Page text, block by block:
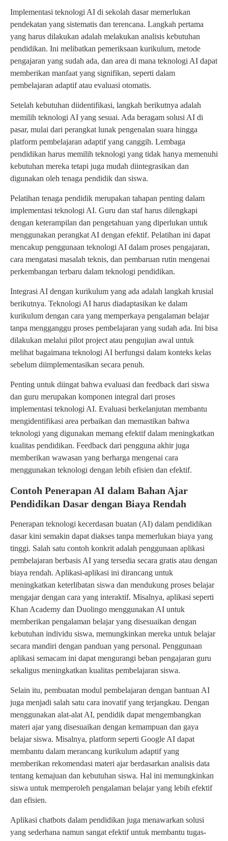
Implementasi teknologi AI di sekolah dasar memerlukan
pendekatan yang sistematis dan terencana. Langkah pertama
yang harus dilakukan adalah melakukan analisis kebutuhan
pendidikan. Ini melibatkan pemeriksaan kurikulum, metode
pengajaran yang sudah ada, dan area di mana teknologi AI dapat
memberikan manfaat yang signifikan, seperti dalam
pembelajaran adaptif atau evaluasi otomatis.
Setelah kebutuhan diidentifikasi, langkah berikutnya adalah
memilih teknologi AI yang sesuai. Ada beragam solusi AI di
pasar, mulai dari perangkat lunak pengenalan suara hingga
platform pembelajaran adaptif yang canggih. Lembaga
pendidikan harus memilih teknologi yang tidak hanya memenuhi
kebutuhan mereka tetapi juga mudah diintegrasikan dan
digunakan oleh tenaga pendidik dan siswa.
Pelatihan tenaga pendidik merupakan tahapan penting dalam
implementasi teknologi AI. Guru dan staf harus dilengkapi
dengan keterampilan dan pengetahuan yang diperlukan untuk
menggunakan perangkat AI dengan efektif. Pelatihan ini dapat
mencakup penggunaan teknologi AI dalam proses pengajaran,
cara mengatasi masalah teknis, dan pembaruan rutin mengenai
perkembangan terbaru dalam teknologi pendidikan.
Integrasi AI dengan kurikulum yang ada adalah langkah krusial
berikutnya. Teknologi AI harus diadaptasikan ke dalam
kurikulum dengan cara yang memperkaya pengalaman belajar
tanpa mengganggu proses pembelajaran yang sudah ada. Ini bisa
dilakukan melalui pilot project atau pengujian awal untuk
melihat bagaimana teknologi AI berfungsi dalam konteks kelas
sebelum diimplementasikan secara penuh.
Penting untuk diingat bahwa evaluasi dan feedback dari siswa
dan guru merupakan komponen integral dari proses
implementasi teknologi AI. Evaluasi berkelanjutan membantu
mengidentifikasi area perbaikan dan memastikan bahwa
teknologi yang digunakan memang efektif dalam meningkatkan
kualitas pendidikan. Feedback dari pengguna akhir juga
memberikan wawasan yang berharga mengenai cara
menggunakan teknologi dengan lebih efisien dan efektif.
Contoh Penerapan AI dalam Bahan Ajar
Pendidikan Dasar dengan Biaya Rendah
Penerapan teknologi kecerdasan buatan (AI) dalam pendidikan
dasar kini semakin dapat diakses tanpa memerlukan biaya yang
tinggi. Salah satu contoh konkrit adalah penggunaan aplikasi
pembelajaran berbasis AI yang tersedia secara gratis atau dengan
biaya rendah. Aplikasi-aplikasi ini dirancang untuk
meningkatkan keterlibatan siswa dan mendukung proses belajar
mengajar dengan cara yang interaktif. Misalnya, aplikasi seperti
Khan Academy dan Duolingo menggunakan AI untuk
memberikan pengalaman belajar yang disesuaikan dengan
kebutuhan individu siswa, memungkinkan mereka untuk belajar
secara mandiri dengan panduan yang personal. Penggunaan
aplikasi semacam ini dapat mengurangi beban pengajaran guru
sekaligus meningkatkan kualitas pembelajaran siswa.
Selain itu, pembuatan modul pembelajaran dengan bantuan AI
juga menjadi salah satu cara inovatif yang terjangkau. Dengan
menggunakan alat-alat AI, pendidik dapat mengembangkan
materi ajar yang disesuaikan dengan kemampuan dan gaya
belajar siswa. Misalnya, platform seperti Google AI dapat
membantu dalam merancang kurikulum adaptif yang
memberikan rekomendasi materi ajar berdasarkan analisis data
tentang kemajuan dan kebutuhan siswa. Hal ini memungkinkan
siswa untuk memperoleh pengalaman belajar yang lebih efektif
dan efisien.
Aplikasi chatbots dalam pendidikan juga menawarkan solusi
yang sederhana namun sangat efektif untuk membantu tugas-